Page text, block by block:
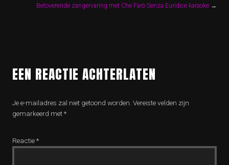
Betoverende zangervaring met Che Farò Senza Euridice karaoke →
EEN REACTIE ACHTERLATEN
Je e-mailadres zal niet getoond worden. Vereiste velden zijn
gemarkeerd met*
Reactie*